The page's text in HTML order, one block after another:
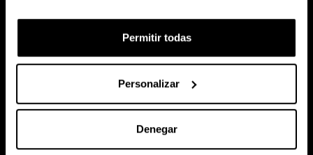
Permitir todas
Personalizar
Denegar